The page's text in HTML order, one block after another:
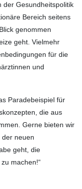
der Gesundheitspolitik
Bereich seitens
genommen
geht. Vielmehr
für die
und
Paradebeispiel für
die aus
Gerne bieten wir
der neuen
geht, die
machen!“